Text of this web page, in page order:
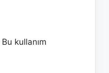
kullanım